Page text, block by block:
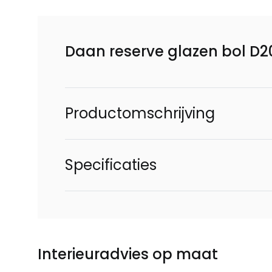
Daan reserve glazen bol
Productomschrijving
Specificaties
Interieuradvies op maat